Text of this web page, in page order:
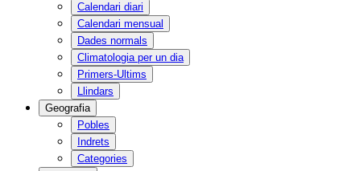
Calendari diari
Calendari mensual
Dades normals
Climatologia per un dia
Primers-Ultims
Llindars
Geografia
Pobles
Indrets
Categories